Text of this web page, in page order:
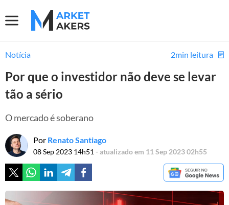
Notícia 2min leitura
Por que o investidor não deve se levar
tão a sério
O mercado é soberano
Por Renato Santiago
08 Sep 2023 14h51 - atualizado em 11 Sep 2023 02h55